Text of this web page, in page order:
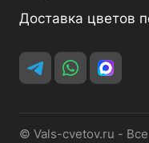
Доставка цветов
© Vals-cvetov.ru -